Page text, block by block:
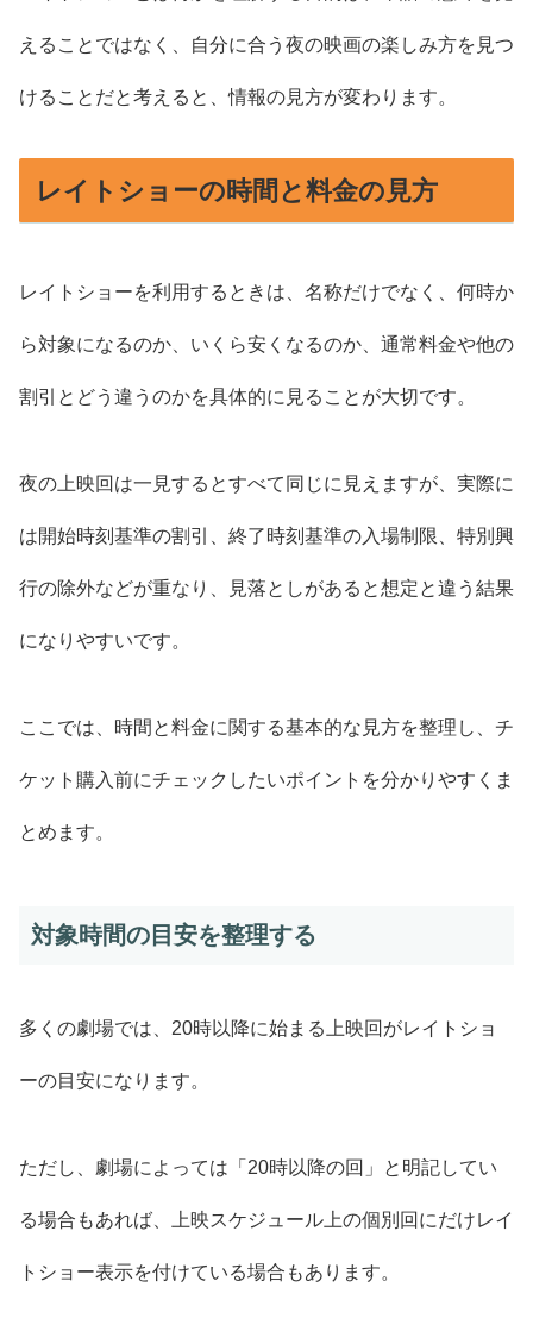
えることではなく、自分に合う夜の映画の楽しみ方を見つ
けることだと考えると、情報の見方が変わります。
レイトショーの時間と料金の見方
レイトショーを利用するときは、名称だけでなく、何時か
ら対象になるのか、いくら安くなるのか、通常料金や他の
割引とどう違うのかを具体的に見ることが大切です。
夜の上映回は一見するとすべて同じに見えますが、実際に
は開始時刻基準の割引、終了時刻基準の入場制限、特別興
行の除外などが重なり、見落としがあると想定と違う結果
になりやすいです。
ここでは、時間と料金に関する基本的な見方を整理し、チ
ケット購入前にチェックしたいポイントを分かりやすくま
とめます。
対象時間の目安を整理する
多くの劇場では、20時以降に始まる上映回がレイトショ
ーの目安になります。
ただし、劇場によっては「20時以降の回」と明記してい
る場合もあれば、上映スケジュール上の個別回にだけレイ
トショー表示を付けている場合もあります。